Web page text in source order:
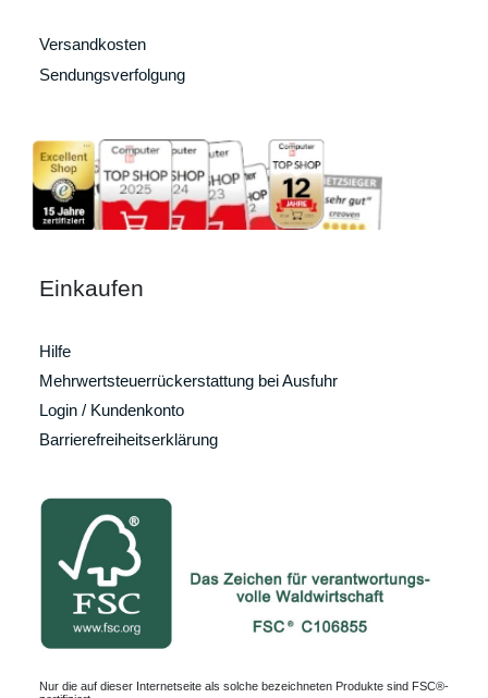
Versandkosten
Sendungsverfolgung
Einkaufen
Hilfe
Mehrwertsteuerrückerstattung bei Ausfuhr
Login / Kundenkonto
Barrierefreiheitserklärung
Nur die auf dieser Internetseite als solche bezeichneten Produkte sind FSC®-